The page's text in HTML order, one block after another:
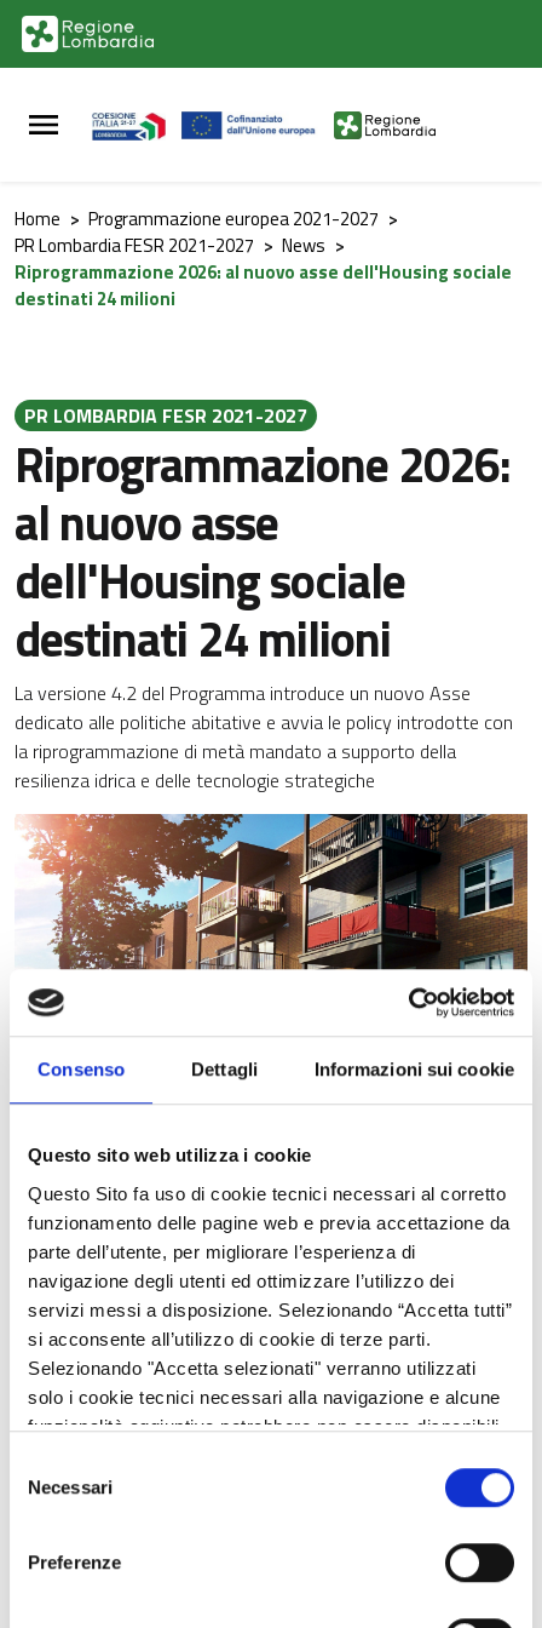
Consenso Dettagli Informazioni sui cookie
Questo sito web utilizza i cookie
Questo Sito fa uso di cookie tecnici necessari al corretto
funzionamento delle pagine web e previa accettazione da
parte dell’utente, per migliorare l’esperienza di
navigazione degli utenti ed ottimizzare l’utilizzo dei
servizi messi a disposizione. Selezionando “Accetta tutti”
si acconsente all’utilizzo di cookie di terze parti.
Selezionando "Accetta selezionati" verranno utilizzati
solo i cookie tecnici necessari alla navigazione e alcune
funzionalità aggiuntive potrebbero non essere disponibili.
delNecessari
Preferenze
Vai al contenuto principale
Vai al footer
Home > Programmazione europea 2021-2027 >
PR Lombardia FESR 2021-2027 > News >
Riprogrammazione 2026: al nuovo asse dell'Housing sociale
destinati 24 milioni
PR LOMBARDIA FESR 2021-2027
Riprogrammazione 2026:
al nuovo asse
dell'Housing sociale
destinati 24 milioni
La versione 4.2 del Programma introduce un nuovo Asse
dedicato alle politiche abitative e avvia le policy introdotte con
la riprogrammazione di metà mandato a supporto della
resilienza idrica e delle tecnologie strategiche
Regione Lombardia aggiorna il Programma Regionale FESR
2021-2027 assegnando definitivamente l'importo di flessibilità
per rispondere alle nuove sfide del territorio. Se nel 2024
l'architettura del programma si è ampliata con l'introduzione di
due nuovi assi per il potenziamento delle tecnologie critiche, nel
2025 la strategia si è orientata maggiornamente verso
tematiche della sostenibilitàambientale e sociale,
introducendo -in occasione della revisione di metà mandato-, a
fianco di un ulteriore Asse, il 9, a supporto delletecnolgie
uno all'Housing Sociale
dell'Asse 10, risponde a un'emergenza concreta e si svilupperà
immobiliare
di alloggi in